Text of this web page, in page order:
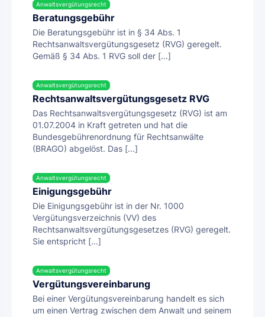
Anwaltsvergütungsrecht
Beratungsgebühr
Die Beratungsgebühr ist in § 34 Abs. 1
Rechtsanwaltsvergütungsgesetz (RVG) geregelt.
Gemäß § 34 Abs. 1 RVG soll der [...]
Anwaltsvergütungsrecht
Rechtsanwaltsvergütungsgesetz RVG
Das Rechtsanwaltsvergütungsgesetz (RVG) ist am
01.07.2004 in Kraft getreten und hat die
Bundesgebührenordnung für Rechtsanwälte
(BRAGO) abgelöst. Das [...]
Anwaltsvergütungsrecht
Einigungsgebühr
Die Einigungsgebühr ist in der Nr. 1000
Vergütungsverzeichnis (VV) des
Rechtsanwaltsvergütungsgesetzes (RVG) geregelt.
Sie entspricht [...]
Anwaltsvergütungsrecht
Vergütungsvereinbarung
Bei einer Vergütungsvereinbarung handelt es sich
um einen Vertrag zwischen dem Anwalt und seinem